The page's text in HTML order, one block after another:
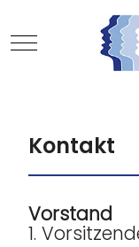
Mobile
Kontakt
Vorstand
1.